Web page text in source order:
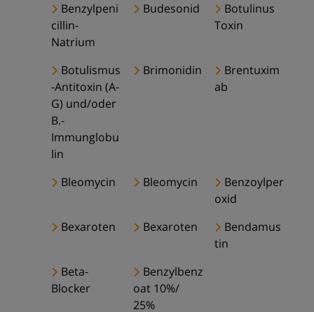
Benzylpeni
cillin-
Natrium
Budesonid
Botulinus
Toxin
Botulismus
-Antitoxin (A-
G) und/oder
B.-
Immunglobu
lin
Brimonidin
Brentuxim
ab
Bleomycin Bleomycin
Benzoylper
oxid
Bexaroten
Bexaroten
Bendamus
tin
Beta-
Blocker
Benzylbenz
oat 10%/
25%